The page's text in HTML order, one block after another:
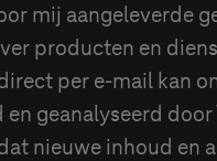
mij
producten en
per e-mail kan
geanalyseerd door
nieuwe inhoud